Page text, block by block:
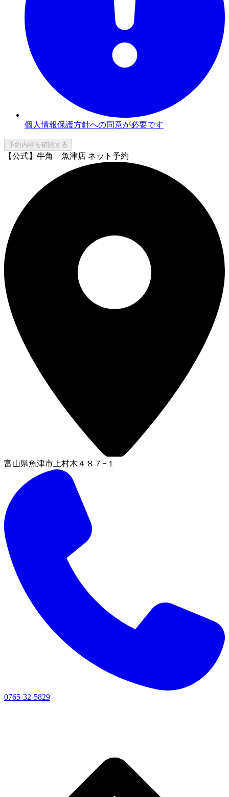
個人情報保護方針への同意が必要です
予約内容を確認する
【公式】牛角 魚津店 ネット予約
富山県魚津市上村木４８７−１
0765-32-5829